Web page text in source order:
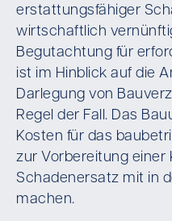
erstattungsfähiger
wirtschaftlich
Begutachtung für
ist im Hinblick auf die
Darlegung von
Regel der Fall. Das
Kosten für das
zur Vorbereitung einer
Schadenersatz mit in
machen.